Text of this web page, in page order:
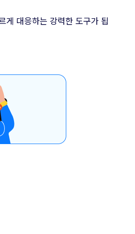
게 대응하는 강력한 도구가 됩